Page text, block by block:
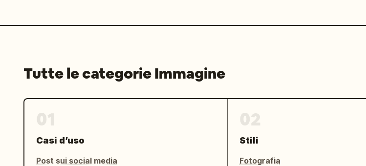
Tutte le categorie Immagine
Casi d’uso
Post sui social media
Stili
Fotografia